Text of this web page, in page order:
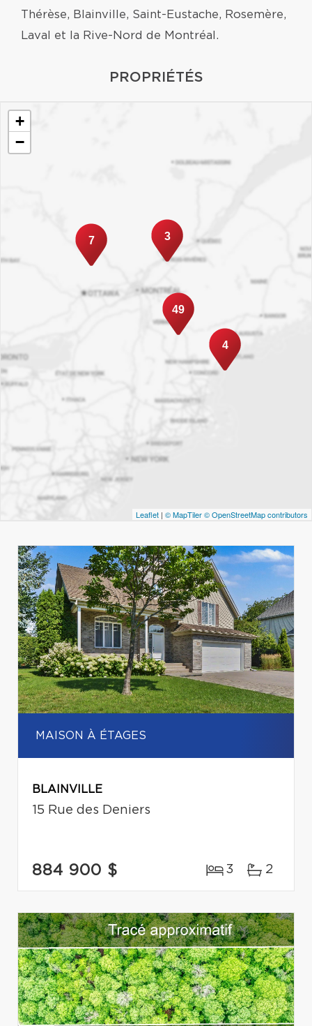
Thérèse, Blainville, Saint-Eustache, Rosemère,
Laval et la Rive-Nord de Montréal.
PROPRIÉTÉS
7 3
4
49
+
−
Leaflet | © MapTiler© OpenStreetMap contributors
MAISON À ÉTAGES
BLAINVILLE
15 Rue des Deniers
884 900 $ 3 2